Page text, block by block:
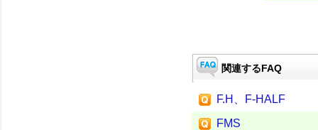
関連するFAQ
F.H、F-HALF
FMS